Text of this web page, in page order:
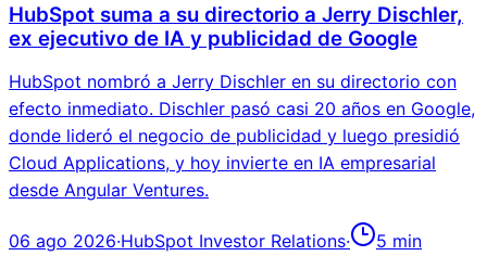
HubSpot suma a su directorio a Jerry Dischler,
ex ejecutivo de IA y publicidad de Google
HubSpot nombró a Jerry Dischler en su directorio con
efecto inmediato. Dischler pasó casi 20 años en Google,
donde lideró el negocio de publicidad y luego presidió
Cloud Applications, y hoy invierte en IA empresarial
desde Angular Ventures.
06 ago 2026·HubSpot Investor Relations· 5 min